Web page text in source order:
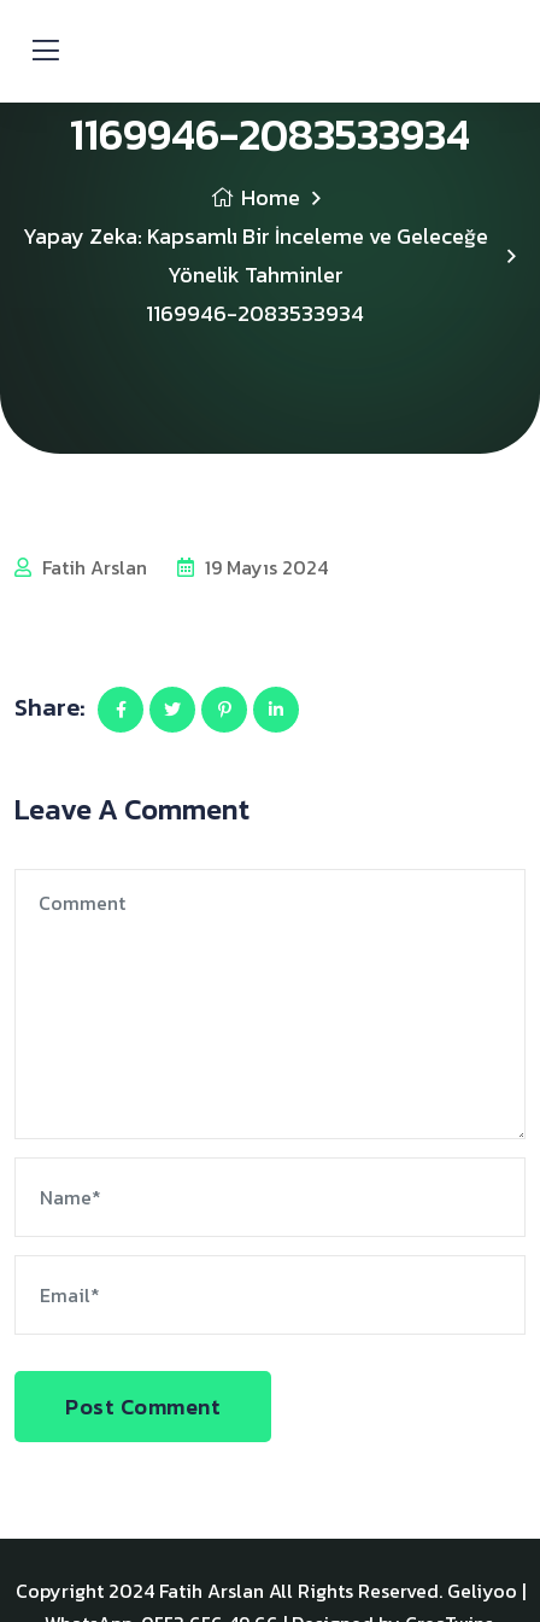
1169946-2083533934
Home
Yapay Zeka: Kapsamlı Bir İnceleme ve Geleceğe
Yönelik Tahminler
1169946-2083533934
Fatih Arslan 19 Mayıs 2024
Share:
Leave A Comment
Post Comment
Copyright 2024 Fatih Arslan All Rights Reserved. Geliyoo |